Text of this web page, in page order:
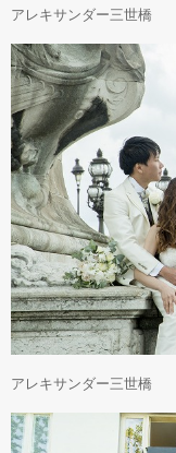
アレキサンダー三世橋
アレキサンダー三世橋